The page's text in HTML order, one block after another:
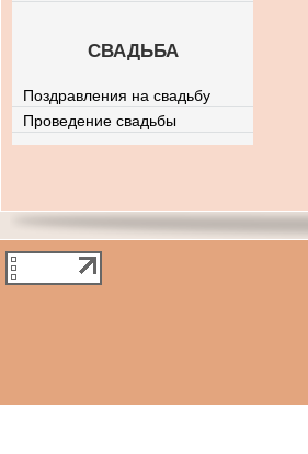
СВАДЬБА
Поздравления на свадьбу
Проведение свадьбы